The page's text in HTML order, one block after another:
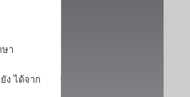
ษา
ง ได้จาก